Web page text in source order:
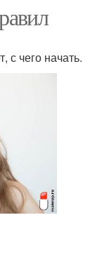
с чего начать.